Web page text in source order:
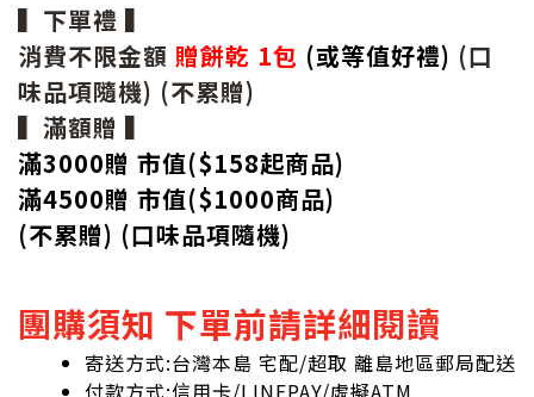
▍下單禮 ▍
消費不限金額 贈餅乾 1包 (或等值好禮) (口
味品項隨機) (不累贈)
▍滿額贈 ▍
滿3000贈 市值($158起商品)
滿4500贈 市值($1000商品)
(不累贈) (口味品項隨機)
團購須知 下單前請詳細閱讀
寄送方式:台灣本島 宅配/超取 離島地區郵局配送
付款方式:信用卡/LINEPAY/虛擬ATM